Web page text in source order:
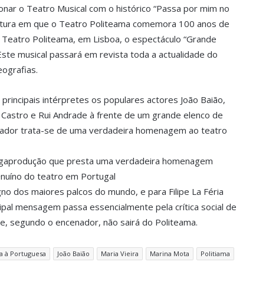
o Teatro Musical com o histórico “Passa por mim no
em que o Teatro Politeama comemora 100 anos de
Politeama, em Lisboa, o espectáculo “Grande
musical passará em revista toda a actualidade do
intérpretes os populares actores João Baião,
e Rui Andrade à frente de um grande elenco de
trata-se de uma verdadeira homenagem ao teatro
que presta uma verdadeira homenagem
do teatro em Portugal
dos maiores palcos do mundo, e para Filipe La Féria
mensagem passa essencialmente pela crítica social de
segundo o encenador, não sairá do Politeama.
à Portuguesa João Baião Maria Vieira Marina Mota
Politiama